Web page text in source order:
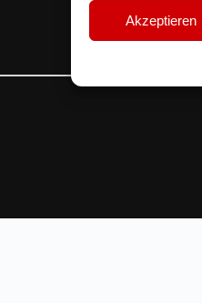
Akzeptieren
Facebook
Mitglied